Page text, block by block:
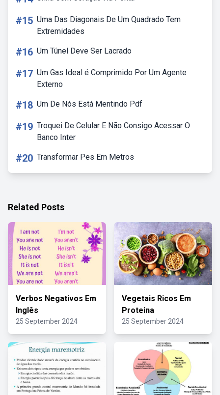
#15 Uma Das Diagonais De Um Quadrado Tem
Extremidades
#16 Um Túnel Deve Ser Lacrado
#17 Um Gas Ideal é Comprimido Por Um Agente
Externo
#18 Um De Nós Está Mentindo Pdf
#19 Troquei De Celular E Não Consigo Acessar O
Banco Inter
#20 Transformar Pes Em Metros
Related Posts
Verbos Negativos Em
Inglês
25 September 2024
Vegetais Ricos Em
Proteina
25 September 2024